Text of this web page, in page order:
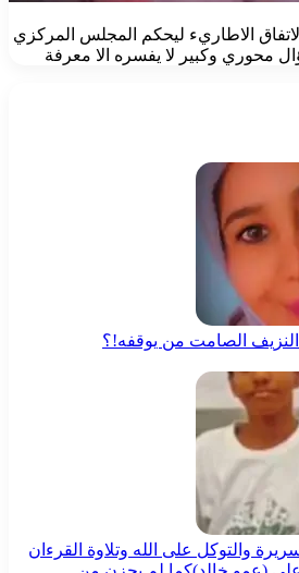
الاطاريء ليحكم المجلس المركزي
محوري وكبير لا يفسره الا معرفة
الصامت من يوقفه!؟
والتوكل على الله وتلاوة القرءان